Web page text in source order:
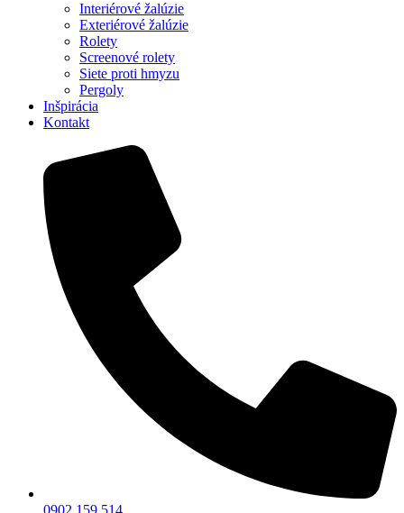
Interiérové žalúzie
Exteriérové žalúzie
Rolety
Screenové rolety
Siete proti hmyzu
Pergoly
Inšpirácia
Kontakt
0902 159 514